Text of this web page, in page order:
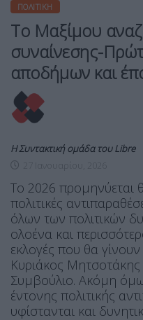
ΠΟΛΙΤΙΚΉ
Το Μαξίμου
συναίνεσης-
αποδήμων και
Η Συντακτική ομάδα του Libre
Το 2026 προμηνύεται
πολιτικές
όλων των πολιτικών
ολοένα και
εκλογές που θα
Κυριάκος Μητσοτάκης
Συμβούλιο. Ακόμη
έντονης πολιτικής
υφίστανται και